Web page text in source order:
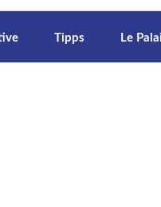
Tipps Le